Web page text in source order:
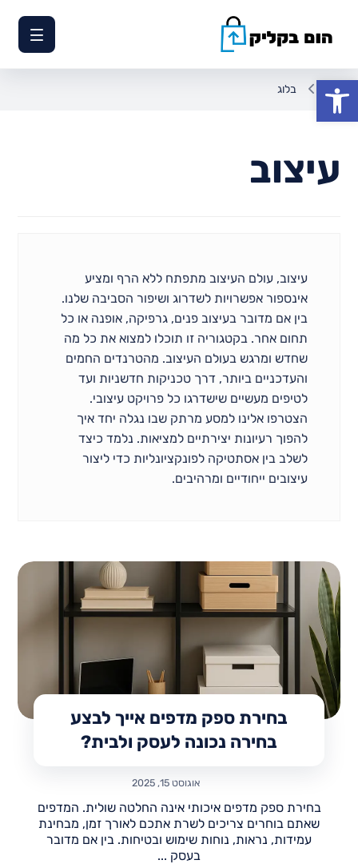
פתח סרגל נגישות
בלוג
עיצוב
עיצוב, עולם העיצוב מתפתח ללא הרף ומציע
אינספור אפשרויות לשדרוג ושיפור הסביבה שלנו.
בין אם מדובר בעיצוב פנים, גרפיקה, אופנה או כל
תחום אחר. בקטגוריה זו תוכלו למצוא את כל מה
שחדש ומרגש בעולם העיצוב. מהטרנדים החמים
והעדכניים ביותר, דרך טכניקות חדשניות ועד
לטיפים מעשיים שישדרגו כל פרויקט עיצובי.
הצטרפו אלינו למסע מרתק שבו נגלה יחד איך
להפוך רעיונות יצירתיים למציאות. נלמד כיצד
לשלב בין אסתטיקה לפונקציונליות כדי ליצור
עיצובים ייחודיים ומרהיבים.
בחירת ספק מדפים אייך לבצע
בחירה נכונה לעסק ולבית?
אוגוסט 15, 2025
בחירת ספק מדפים איכותי אינה החלטה שולית. המדפים
שאתם בוחרים צריכים לשרת אתכם לאורך זמן, מבחינת
עמידות, נראות, נוחות שימוש ובטיחות. בין אם מדובר
בעסק ...